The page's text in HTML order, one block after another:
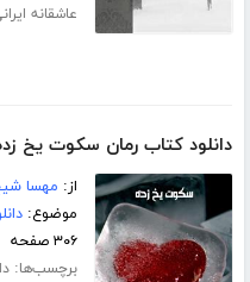
عاشقانه
دانلود کتاب رمان سکوت یخ
از: مهسا
موضوع:
۳۰۶ صفحه
برچسب‌ها: